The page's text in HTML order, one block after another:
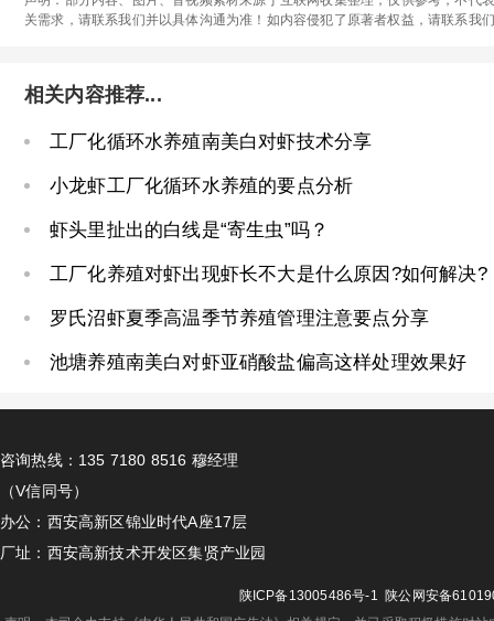
关需求，请联系我们并以具体沟通为准！如内容侵犯了原著者权益，请联系我
相关内容推荐...
工厂化循环水养殖南美白对虾技术分享
小龙虾工厂化循环水养殖的要点分析
虾头里扯出的白线是“寄生虫”吗？
工厂化养殖对虾出现虾长不大是什么原因?如何解决?
罗氏沼虾夏季高温季节养殖管理注意要点分享
池塘养殖南美白对虾亚硝酸盐偏高这样处理效果好
咨询热线：135 7180 8516 穆经理
（V信同号）
办公：西安高新区锦业时代A座17层
厂址：西安高新技术开发区集贤产业园
陕ICP备13005486号-1 陕公网安备